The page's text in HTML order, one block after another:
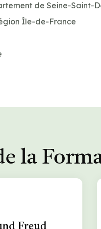
de Seine-Saint-
Île-de-France
la
Freud